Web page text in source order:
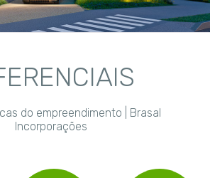
do empreendimento | Brasal
Incorporações